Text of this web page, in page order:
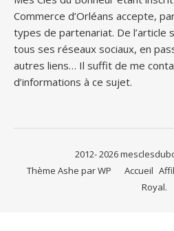
Commerce d’Orléans accepte,
types de partenariat. De l’article
tous ses réseaux sociaux, en
autres liens… Il suffit de me
d’informations à ce sujet.
2012- 2026
Accueil
Thème Ashe parWP
Royal.